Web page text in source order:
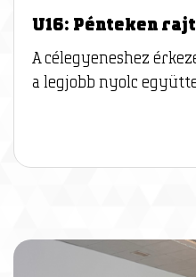
U16: Pénteken
A célegyeneshez
a legjobb nyolc